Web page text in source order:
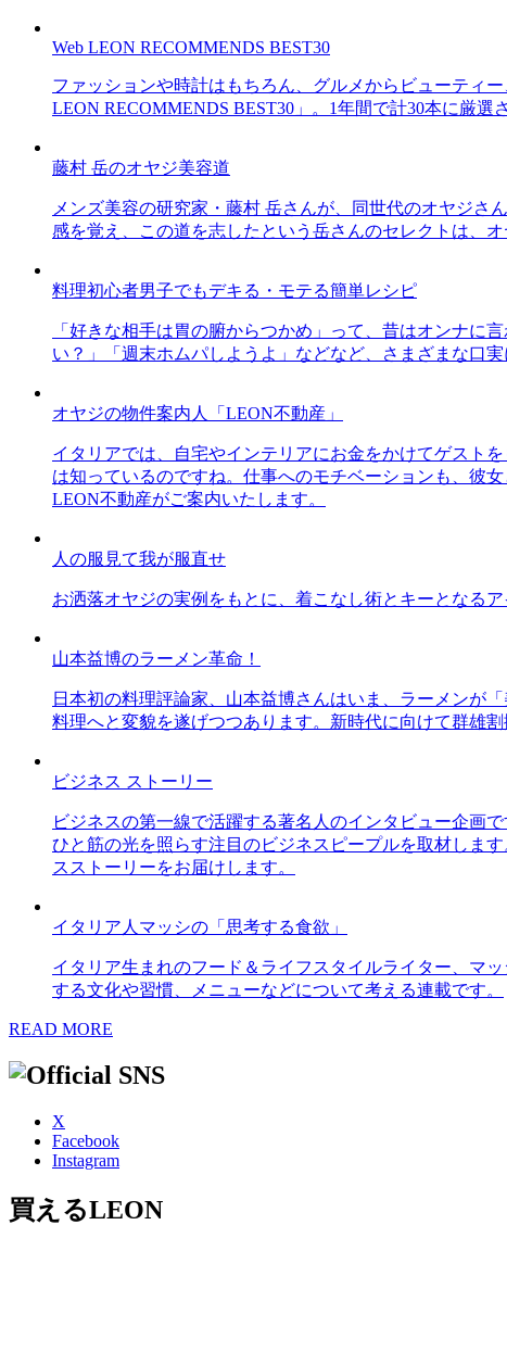
Web LEON RECOMMENDS BEST30
ファッションや時計はもちろん、グルメからビューティ
LEON RECOMMENDS BEST30」。1年間で計30本に厳
藤村 岳のオヤジ美容道
メンズ美容の研究家・藤村 岳さんが、同世代のオヤジ
感を覚え、この道を志したという岳さんのセレクトは、
料理初心者男子でもデキる・モテる簡単レシピ
「好きな相手は胃の腑からつかめ」って、昔はオンナに
い？」「週末ホムパしようよ」などなど、さまざまな口
オヤジの物件案内人「LEON不動産」
イタリアでは、自宅やインテリアにお金をかけてゲスト
は知っているのですね。仕事へのモチベーションも、彼
LEON不動産がご案内いたします。
人の服見て我が服直せ
お洒落オヤジの実例をもとに、着こなし術とキーとなる
山本益博のラーメン革命！
日本初の料理評論家、山本益博さんはいま、ラーメンが
料理へと変貌を遂げつつあります。新時代に向けて群雄
ビジネス ストーリー
ビジネスの第一線で活躍する著名人のインタビュー企画
ひと筋の光を照らす注目のビジネスピープルを取材しま
スストーリーをお届けします。
イタリア人マッシの「思考する食欲」
イタリア生まれのフード＆ライフスタイルライター、マ
する文化や習慣、メニューなどについて考える連載です。
READ MORE
X
Facebook
Instagram
買えるLEON